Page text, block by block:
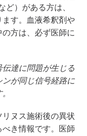
ど）がある方は、
す。血液希釈剤や
方は、必ず医師に
達に問題が生じる
が同じ信号経路に
ヌス施術後の異状
き情報です。医師